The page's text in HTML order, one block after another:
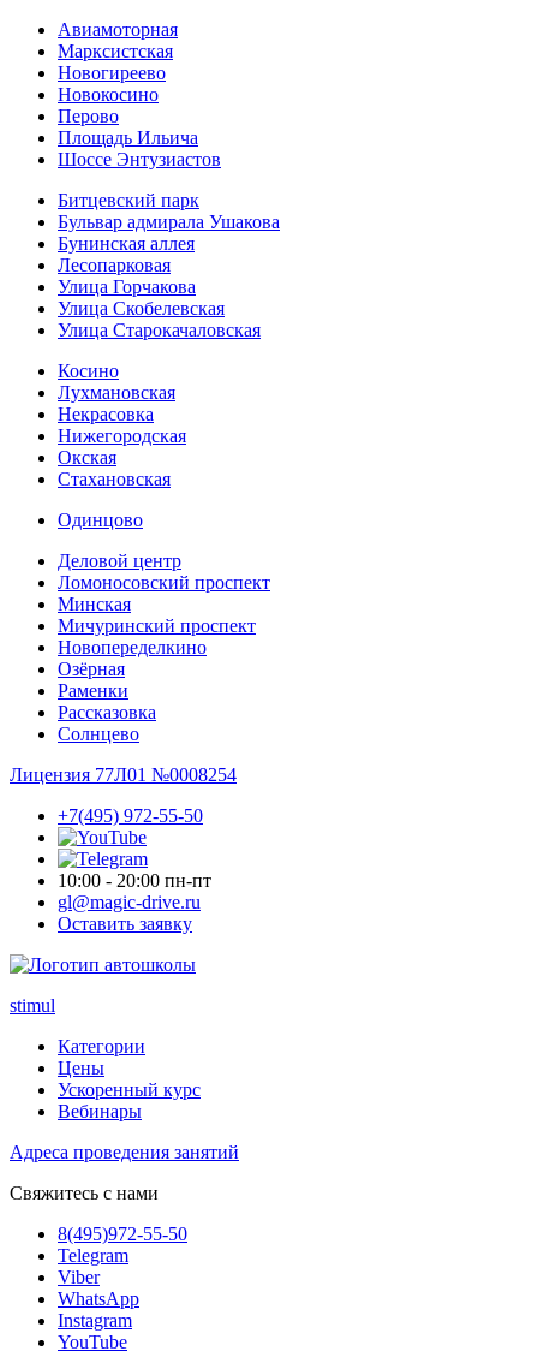
Авиамоторная
Марксистская
Новогиреево
Новокосино
Перово
Площадь Ильича
Шоссе Энтузиастов
Битцевский парк
Бульвар адмирала Ушакова
Бунинская аллея
Лесопарковая
Улица Горчакова
Улица Скобелевская
Улица Старокача­ловская
Косино
Лухмановская
Некрасовка
Нижегородская
Окская
Стахановская
Одинцово
Деловой центр
Ломоносовский проспект
Минская
Мичуринский проспект
Новопере­делкино
Озёрная
Раменки
Рассказовка
Солнцево
Лицензия 77Л01 №0008254
+7(495) 972-55-50
10:00 - 20:00 пн-пт
gl@magic-drive.ru
Оставить заявку
stimul
Категории
Цены
Ускоренный курс
Вебинары
Адреса проведения занятий
Свяжитесь с нами
8(495)972-55-50
Telegram
Viber
WhatsApp
Instagram
YouTube